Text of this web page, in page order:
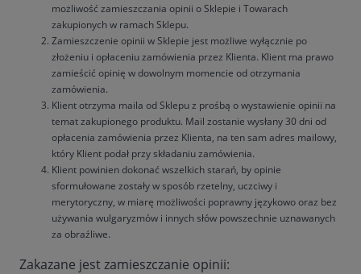
możliwość zamieszczania opinii o Sklepie i Towarach
zakupionych w ramach Sklepu.
Zamieszczenie opinii w Sklepie jest możliwe wyłącznie po
złożeniu i opłaceniu zamówienia przez Klienta. Klient ma prawo
zamieścić opinię w dowolnym momencie od otrzymania
zamówienia.
Klient otrzyma maila od Sklepu z prośbą o wystawienie opinii na
temat zakupionego produktu. Mail zostanie wysłany 30 dni od
opłacenia zamówienia przez Klienta, na ten sam adres mailowy,
który Klient podał przy składaniu zamówienia.
Klient powinien dokonać wszelkich starań, by opinie
sformułowane zostały w sposób rzetelny, uczciwy i
merytoryczny, w miarę możliwości poprawny językowo oraz bez
używania wulgaryzmów i innych słów powszechnie uznawanych
za obraźliwe.
Zakazane jest zamieszczanie opinii: